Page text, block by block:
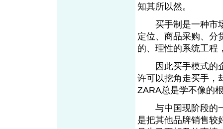
知其所以然。
买手制是一种市场
定位、商品采购、分
的、理性的系统工
因此买手模式的企
许可以挖角走买手，
ZARA总是学不像
与中国现阶段的一
是把其他品牌销售较